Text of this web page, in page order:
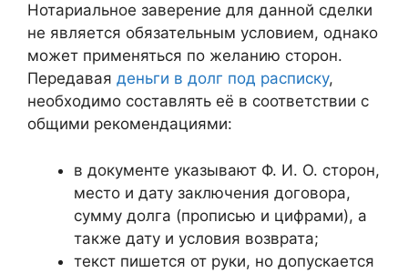
Нотариальное заверение для данной сделки
не является обязательным условием, однако
может применяться по желанию сторон.
Передавая деньги в долг под расписку,
необходимо составлять её в соответствии с
общими рекомендациями:
в документе указывают Ф. И. О. сторон,
место и дату заключения договора,
сумму долга (прописью и цифрами), а
также дату и условия возврата;
текст пишется от руки, но допускается